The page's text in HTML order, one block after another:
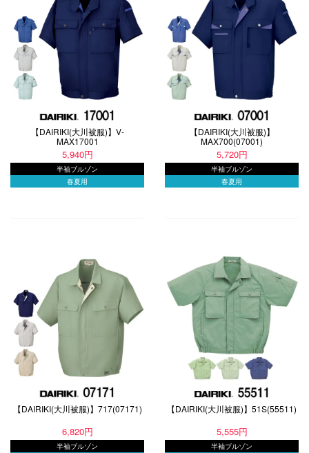
【DAIRIKI(大川被服)】V-
MAX17001
5,940円
半袖ブルゾン
春夏用
【DAIRIKI(大川被服)】
MAX700(07001)
5,720円
半袖ブルゾン
春夏用
【DAIRIKI(大川被服)】717(07171)
6,820円
半袖ブルゾン
【DAIRIKI(大川被服)】51S(55511)
5,555円
半袖ブルゾン